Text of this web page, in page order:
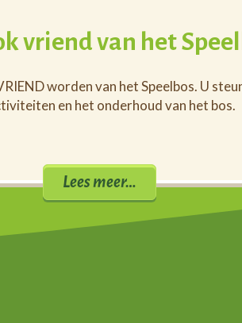
vriend van het
worden van het Speelbos. U
en het onderhoud van het bos.
Lees meer…